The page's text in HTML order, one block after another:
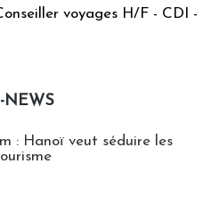
voyages H/F - CDI -
NEWS
: Hanoï veut séduire les